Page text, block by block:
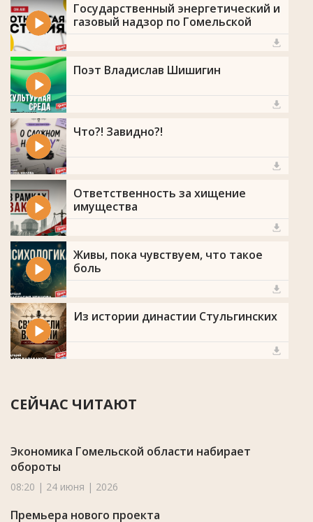
Государственный энергетический и
газовый надзор по Гомельской
области
Поэт Владислав Шишигин
Что?! Завидно?!
Ответственность за хищение
имущества
Живы, пока чувствуем, что такое
боль
Из истории династии Стульгинских
СЕЙЧАС ЧИТАЮТ
Экономика Гомельской области набирает
обороты
08:20 | 24 июня | 2026
Премьера нового проекта